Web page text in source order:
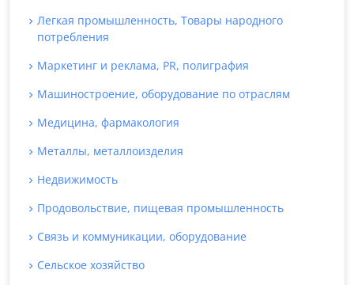
Легкая промышленность, Товары народного
потребления
Маркетинг и реклама, PR, полиграфия
Машиностроение, оборудование по отраслям
Медицина, фармакология
Металлы, металлоизделия
Недвижимость
Продовольствие, пищевая промышленность
Связь и коммуникации, оборудование
Сельское хозяйство